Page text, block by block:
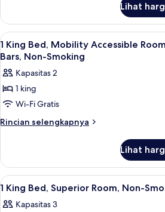
Room,
Non-
Smoking
2
Double
Beds,
Superior
Room,
Non-
Smoking
Lihat
Lihat
semua
foto
untuk
1
King
Bed,
Room,
Bathtub
with
Grab
Meja
9
1 King Bed, Mobility Accessible
Bars, Non-Smoking
Kapasitas 2
1 king
Wi-Fi Gratis
Rincian selengkapnya
Rincian
1
King
Bed,
Mobility
Accessible
Lihat
Lihat
semua
foto
Meja
9
1 King Bed, Superior Room, Non-
Kapasitas 3